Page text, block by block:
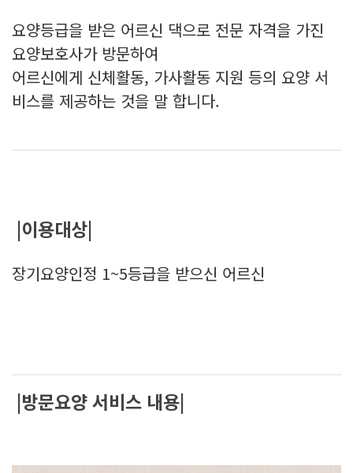
요양등급을 받은 어르신 댁으로 전문 자격을 가진
요양보호사가 방문하여
어르신에게 신체활동, 가사활동 지원 등의 요양 서
비스를 제공하는 것을 말 합니다.
|이용대상|
장기요양인정 1~5등급을 받으신 어르신
|방문요양 서비스 내용|